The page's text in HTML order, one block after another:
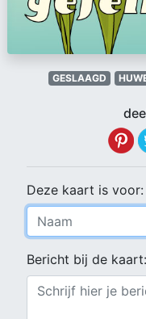
GESLAAGD
Deze kaart is voor:
Bericht bij de kaart: